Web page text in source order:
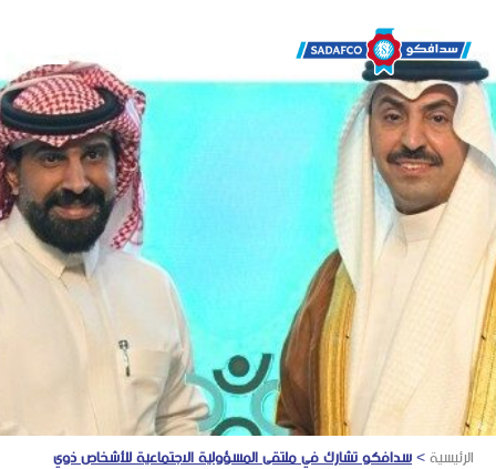
الرئيسية > سدافكو تشارك في ملتقى المسؤولية الاجتماعية للأشخاص ذوي